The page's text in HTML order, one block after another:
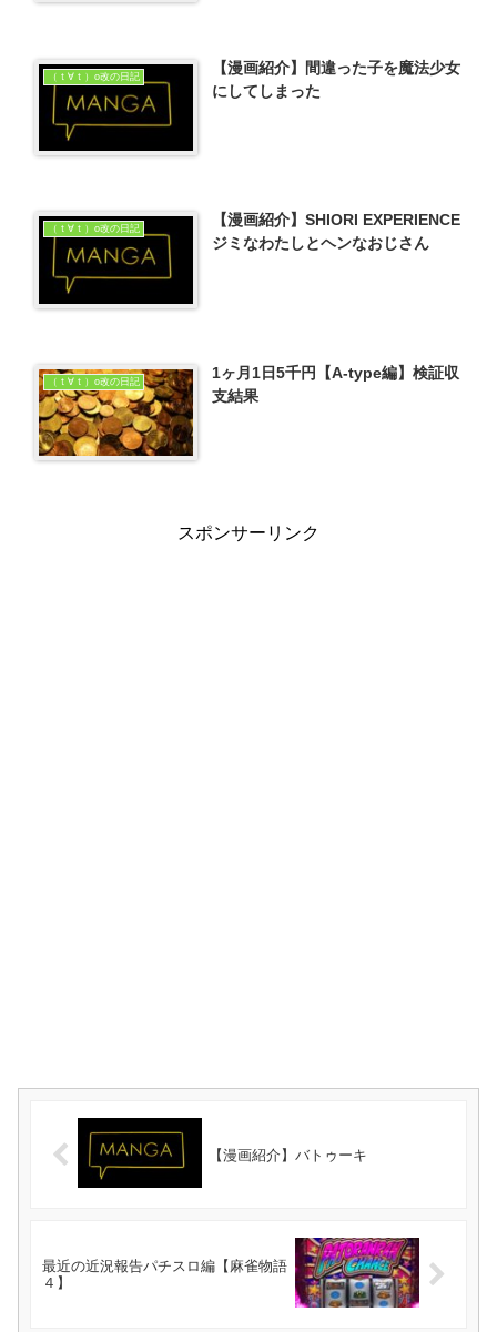
（ｔ∀ｔ）o改の日記
【漫画紹介】間違った子を魔法少女
にしてしまった
（ｔ∀ｔ）o改の日記
【漫画紹介】SHIORI EXPERIENCE
ジミなわたしとヘンなおじさん
（ｔ∀ｔ）o改の日記
1ヶ月1日5千円【A-type編】検証収
支結果
スポンサーリンク
【漫画紹介】バトゥーキ
最近の近況報告パチスロ編【麻雀物語
４】